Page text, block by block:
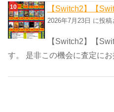
【Switch2】【
2026年7月23日 に投稿
【Switch2】【
す。 是非この機会に査定にお